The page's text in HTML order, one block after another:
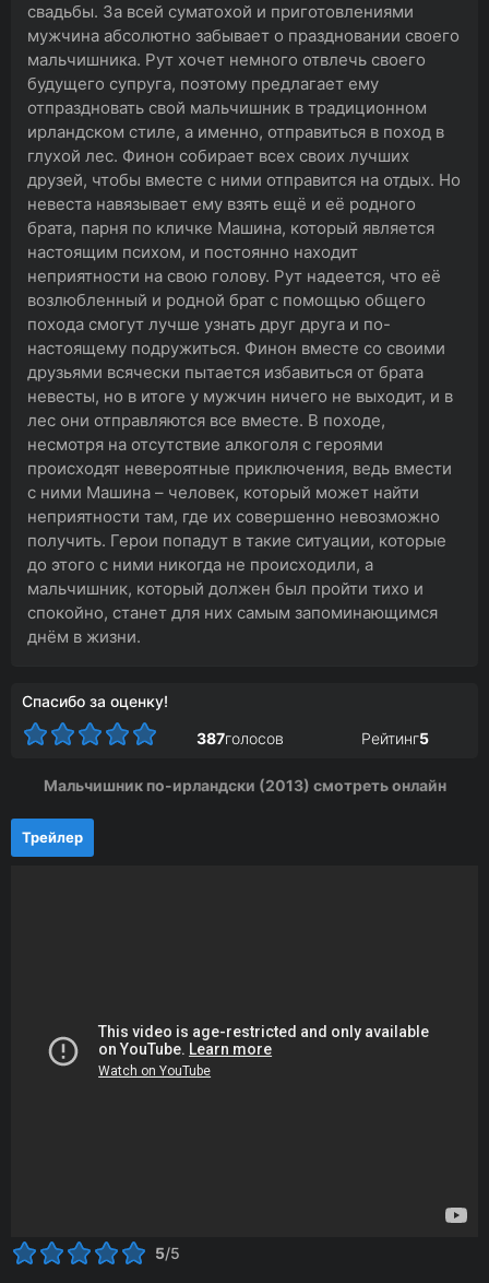
свадьбы. За всей суматохой и приготовлениями
мужчина абсолютно забывает о праздновании своего
мальчишника. Рут хочет немного отвлечь своего
будущего супруга, поэтому предлагает ему
отпраздновать свой мальчишник в традиционном
ирландском стиле, а именно, отправиться в поход в
глухой лес. Финон собирает всех своих лучших
друзей, чтобы вместе с ними отправится на отдых. Но
невеста навязывает ему взять ещё и её родного
брата, парня по кличке Машина, который является
настоящим психом, и постоянно находит
неприятности на свою голову. Рут надеется, что её
возлюбленный и родной брат с помощью общего
похода смогут лучше узнать друг друга и по-
настоящему подружиться. Финон вместе со своими
друзьями всячески пытается избавиться от брата
невесты, но в итоге у мужчин ничего не выходит, и в
лес они отправляются все вместе. В походе,
несмотря на отсутствие алкоголя с героями
происходят невероятные приключения, ведь вмести
с ними Машина – человек, который может найти
неприятности там, где их совершенно невозможно
получить. Герои попадут в такие ситуации, которые
до этого с ними никогда не происходили, а
мальчишник, который должен был пройти тихо и
спокойно, станет для них самым запоминающимся
днём в жизни.
Спасибо за оценку!
387голосов Рейтинг5
Мальчишник по-ирландски (2013) смотреть онлайн
Трейлер
5/5